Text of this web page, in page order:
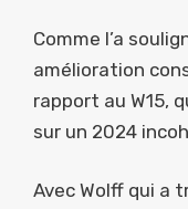
Comme l’a
amélioration
rapport au W15,
sur un 2024
Avec Wolff qui a